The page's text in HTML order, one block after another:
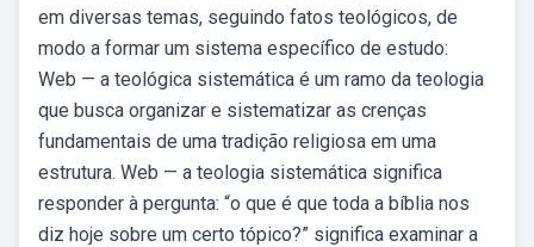
em diversas temas, seguindo fatos teológicos, de
modo a formar um sistema específico de estudo:
Web — a teológica sistemática é um ramo da teologia
que busca organizar e sistematizar as crenças
fundamentais de uma tradição religiosa em uma
estrutura. Web — a teologia sistemática significa
responder à pergunta: “o que é que toda a bíblia nos
diz hoje sobre um certo tópico?” significa examinar a